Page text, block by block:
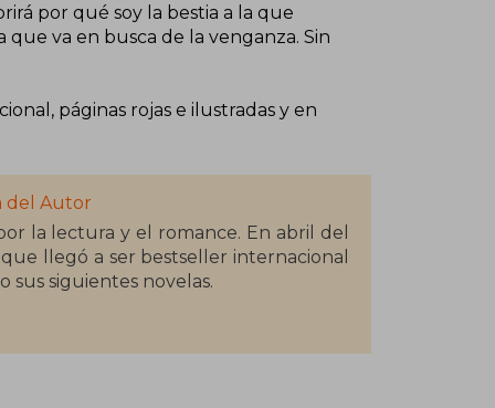
por qué soy la bestia a la que
va en busca de la venganza. Sin
páginas rojas e ilustradas y en
del Autor
la lectura y el romance. En abril del
llegó a ser bestseller internacional
sus siguientes novelas.
fanática de las redes sociales, y de